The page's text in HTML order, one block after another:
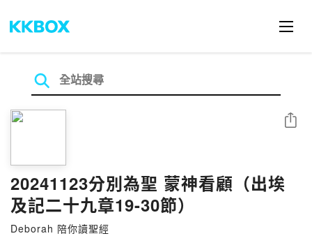
20241123分別為聖 蒙神看顧（出埃
及記二十九章19-30節）
Deborah 陪你讀聖經
分享